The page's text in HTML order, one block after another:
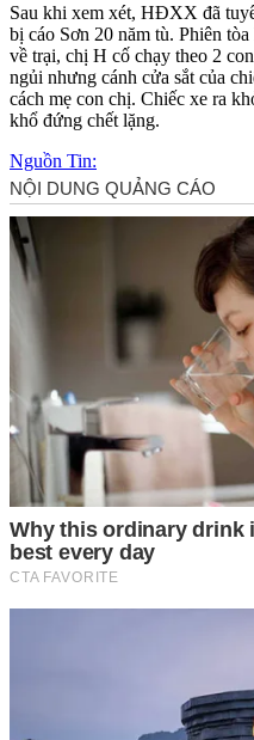
Sau khi xem xét, HĐXX đã
bị cáo Sơn 20 năm tù. Phiên
về trại, chị H cố chạy theo 2
ngủi nhưng cánh cửa sắt của
cách mẹ con chị. Chiếc xe ra
khổ đứng chết lặng.
Nguồn Tin: